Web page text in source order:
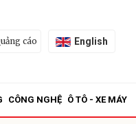
cáo English
CÔNG NGHỆ Ô TÔ - XE MÁY